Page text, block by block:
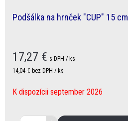
Podšálka na hrnček "CUP" 15 cm
17,27 € s DPH / ks
14,04 € bez DPH / ks
K dispozícii september 2026